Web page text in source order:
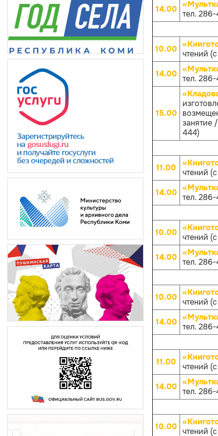
14.00 тел.
10.00 чтений
14.00 тел.
15.00
занятие
444)
11.00
чтений
14.00 тел.
10.00 чтений
14.00 тел.
10.00 чтений
14.00 тел.
11.00
чтений
14.00 тел.
10.00 чтений